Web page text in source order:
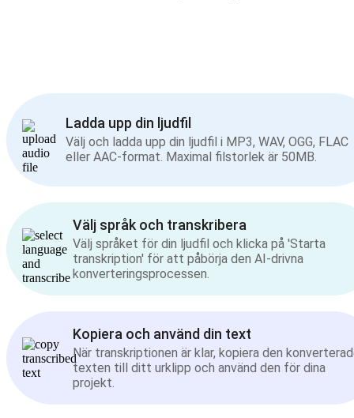
Ladda upp din ljudfil
Välj och ladda upp din ljudfil i MP3, WAV, OGG, FLAC
eller AAC-format. Maximal filstorlek är 50MB.
Välj språk och transkribera
Välj språket för din ljudfil och klicka på 'Starta
transkription' för att påbörja den AI-drivna
konverteringsprocessen.
Kopiera och använd din text
När transkriptionen är klar, kopiera den
texten till ditt urklipp och använd den för dina
projekt.